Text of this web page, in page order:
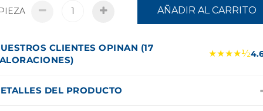
PIEZA AÑADIR AL CARRITO
CLIENTES OPINAN (17
★★★★½
DEL PRODUCTO